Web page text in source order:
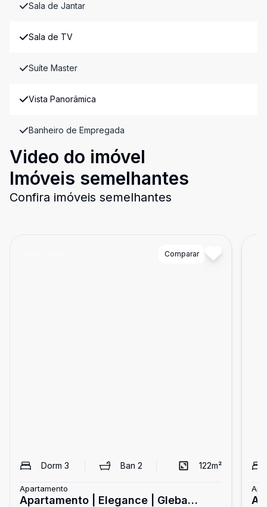
Sala de Jantar
Sala de TV
Suíte Master
Vista Panorâmica
Banheiro de Empregada
Video do imóvel
Imóveis semelhantes
Confira imóveis semelhantes
Comparar
Dorm 3 Ban2 122m²
Apartamento
Apartamento | Elegance | Gleba